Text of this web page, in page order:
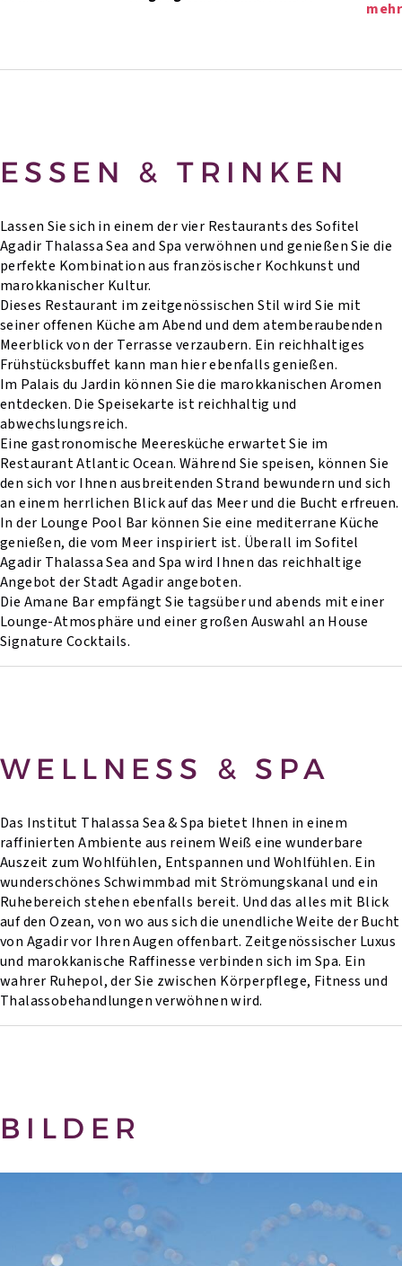
mehr
ESSEN & TRINKEN
Lassen Sie sich in einem der vier Restaurants des Sofitel
Agadir Thalassa Sea and Spa verwöhnen und genießen Sie die
perfekte Kombination aus französischer Kochkunst und
marokkanischer Kultur.
Dieses Restaurant im zeitgenössischen Stil wird Sie mit
seiner offenen Küche am Abend und dem atemberaubenden
Meerblick von der Terrasse verzaubern. Ein reichhaltiges
Frühstücksbuffet kann man hier ebenfalls genießen.
Im Palais du Jardin können Sie die marokkanischen Aromen
entdecken. Die Speisekarte ist reichhaltig und
abwechslungsreich.
Eine gastronomische Meeresküche erwartet Sie im
Restaurant Atlantic Ocean. Während Sie speisen, können Sie
den sich vor Ihnen ausbreitenden Strand bewundern und sich
an einem herrlichen Blick auf das Meer und die Bucht erfreuen.
In der Lounge Pool Bar können Sie eine mediterrane Küche
genießen, die vom Meer inspiriert ist. Überall im Sofitel
Agadir Thalassa Sea and Spa wird Ihnen das reichhaltige
Angebot der Stadt Agadir angeboten.
Die Amane Bar empfängt Sie tagsüber und abends mit einer
Lounge-Atmosphäre und einer großen Auswahl an House
Signature Cocktails.
WELLNESS & SPA
Das Institut Thalassa Sea & Spa bietet Ihnen in einem
raffinierten Ambiente aus reinem Weiß eine wunderbare
Auszeit zum Wohlfühlen, Entspannen und Wohlfühlen. Ein
wunderschönes Schwimmbad mit Strömungskanal und ein
Ruhebereich stehen ebenfalls bereit. Und das alles mit Blick
auf den Ozean, von wo aus sich die unendliche Weite der Bucht
von Agadir vor Ihren Augen offenbart. Zeitgenössischer Luxus
und marokkanische Raffinesse verbinden sich im Spa. Ein
wahrer Ruhepol, der Sie zwischen Körperpflege, Fitness und
Thalassobehandlungen verwöhnen wird.
BILDER